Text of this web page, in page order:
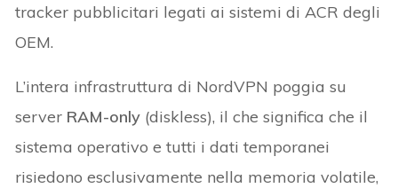
tracker pubblicitari legati ai sistemi di ACR degli
OEM.
L’intera infrastruttura di NordVPN poggia su
server RAM-only (diskless), il che significa che il
sistema operativo e tutti i dati temporanei
risiedono esclusivamente nella memoria volatile,